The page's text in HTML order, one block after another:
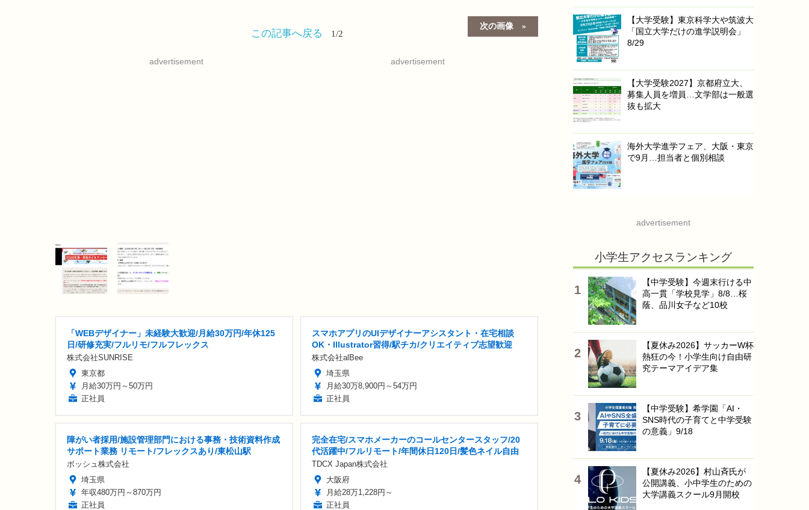
次の画像
この記事へ戻る 1/2
advertisement advertisement
「WEBデザイナー」未経験大歓迎/月給30万円/年休125
日/研修充実/フルリモ/フルフレックス
株式会社SUNRISE
東京都
月給30万円～50万円
正社員
スマホアプリのUIデザイナーアシスタント・在宅相談
OK・Illustrator習得/駅チカ/クリエイティブ志望歓迎
株式会社alBee
埼玉県
月給30万8,900円～54万円
正社員
障がい者採用/施設管理部門における事務・技術資料作成
サポート業務 リモート/フレックスあり/東松山駅
ボッシュ株式会社
埼玉県
年収480万円～870万円
正社員
完全在宅/スマホメーカーのコールセンタースタッフ/20
代活躍中/フルリモート/年間休日120日/髪色ネイル自由
TDCX Japan株式会社
大阪府
月給28万1,228円～
正社員
【大学受験】東京科学大や筑波大
「国立大学だけの進学説明会」
8/29
【大学受験2027】京都府立大、
募集人員を増員…文学部は一般選
抜も拡大
海外大学進学フェア、大阪・東京
で9月…担当者と個別相談
advertisement
小学生アクセスランキング
【中学受験】今週末行ける中
高一貫「学校見学」8/8…桜
蔭、品川女子など10校
【夏休み2026】サッカーW杯
熱狂の今！小学生向け自由研
究テーマアイデア集
【中学受験】希学園「AI・
SNS時代の子育てと中学受験
の意義」9/18
【夏休み2026】村山斉氏が
公開講義、小中学生のための
大学講義スクール9月開校